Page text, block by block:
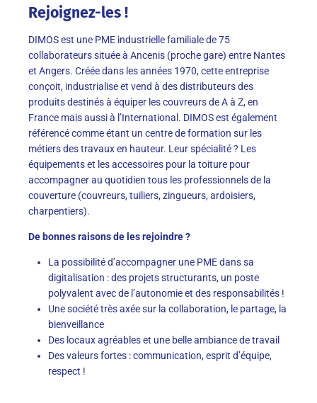
Rejoignez-les !
DIMOS est une PME industrielle familiale de 75
collaborateurs située à Ancenis (proche gare) entre Nantes
et Angers. Créée dans les années 1970, cette entreprise
conçoit, industrialise et vend à des distributeurs des
produits destinés à équiper les couvreurs de A à Z, en
France mais aussi à l’International. DIMOS est également
référencé comme étant un centre de formation sur les
métiers des travaux en hauteur. Leur spécialité ? Les
équipements et les accessoires pour la toiture pour
accompagner au quotidien tous les professionnels de la
couverture (couvreurs, tuiliers, zingueurs, ardoisiers,
charpentiers).
De bonnes raisons de les rejoindre ?
La possibilité d’accompagner une PME dans sa
digitalisation : des projets structurants, un poste
polyvalent avec de l’autonomie et des responsabilités !
Une société très axée sur la collaboration, le partage, la
bienveillance
Des locaux agréables et une belle ambiance de travail
Des valeurs fortes : communication, esprit d’équipe,
respect !